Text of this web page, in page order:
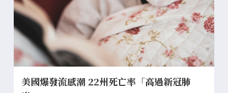
美國爆發流感潮 22州死亡率「高過新冠肺